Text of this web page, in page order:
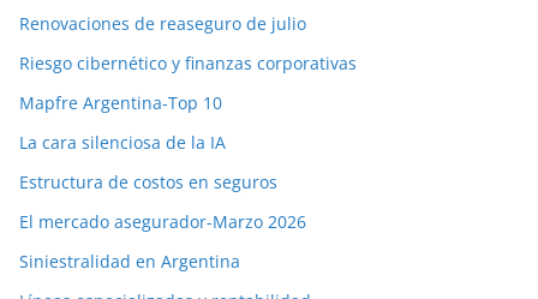
Renovaciones de reaseguro de julio
Riesgo cibernético y finanzas corporativas
Mapfre Argentina-Top 10
La cara silenciosa de la IA
Estructura de costos en seguros
El mercado asegurador-Marzo 2026
Siniestralidad en Argentina